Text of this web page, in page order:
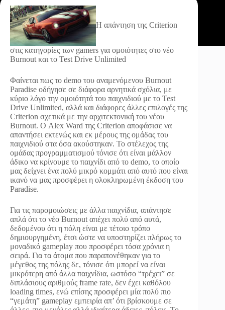
Η απάντηση της Criterion
στις κατηγορίες των gamers για ομοιότητες στο νέο
Burnout και το Test Drive Unlimited
Φαίνεται πως το demo του αναμενόμενου Burnout
Paradise οδήγησε σε διάφορα αρνητικά σχόλια, με
κύριο λόγο την ομοιότητά του παιχνιδιού με το Test
Drive Unlimited, αλλά και διάφορες άλλες επιλογές της
Criterion σχετικά με την αρχιτεκτονική του νέου
Burnout. Ο Alex Ward της Criterion αποφάσισε να
απαντήσει εκτενώς και εκ μέρους της ομάδας του
παιχνιδιού στα όσα ακούστηκαν. Το στέλεχος της
ομάδας προγραμματισμού τόνισε ότι είναι μάλλον
άδικο να κρίνουμε το παιχνίδι από το demo, το οποίο
μας δείχνει ένα πολύ μικρό κομμάτι από αυτό που είναι
ικανό να μας προσφέρει η ολοκληρωμένη έκδοση του
Paradise.
Για τις παρομοιώσεις με άλλα παιχνίδια, απάντησε
απλά ότι το νέο Burnout απέχει πολύ από αυτά,
δεδομένου ότι η πόλη είναι με τέτοιο τρόπο
δημιουργημένη, έτσι ώστε να υποστηρίζει πλήρως το
μοναδικό gameplay που προσφέρει τόσα χρόνια η
σειρά. Για τα άτομα που παραπονέθηκαν για το
μέγεθος της πόλης δε, τόνισε ότι μπορεί να είναι
μικρότερη από άλλα παιχνίδια, ωστόσο “τρέχει” σε
διπλάσιους αριθμούς frame rate, δεν έχει καθόλου
loading times, ενώ επίσης προσφέρει μία πολύ πιο
“γεμάτη” gameplay εμπειρία απ’ ότι βρίσκουμε σε